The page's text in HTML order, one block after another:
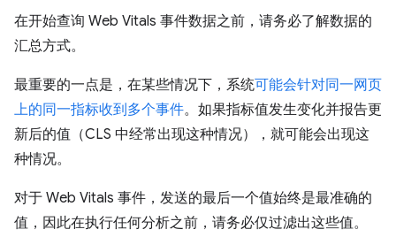
在开始查询 Web Vitals 事件数据之前，请务必了解数据的
汇总方式。
最重要的一点是，在某些情况下，系统可能会针对同一网页
上的同一指标收到多个事件。如果指标值发生变化并报告更
新后的值（CLS 中经常出现这种情况），就可能会出现这
种情况。
对于 Web Vitals 事件，发送的最后一个值始终是最准确的
值，因此在执行任何分析之前，请务必仅过滤出这些值。